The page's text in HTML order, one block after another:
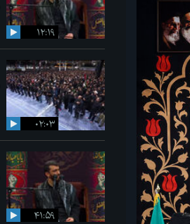
۱۲:۱۹
۰۲:۰۳
۴۱:۵۹